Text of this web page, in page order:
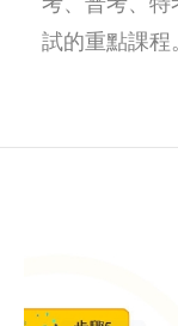
試的重點課程